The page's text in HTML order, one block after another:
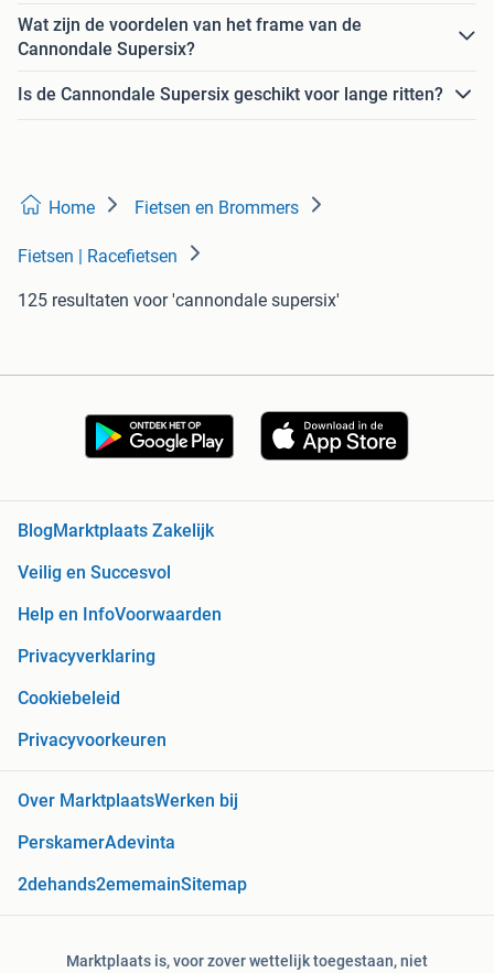
Wat zijn de voordelen van het frame van de
Cannondale Supersix?
Is de Cannondale Supersix geschikt voor lange ritten?
Home Fietsen en Brommers
Fietsen | Racefietsen
125 resultaten voor 'cannondale supersix'
BlogMarktplaats Zakelijk
Veilig en Succesvol
Help en InfoVoorwaarden
Privacyverklaring
Cookiebeleid
Privacyvoorkeuren
Over MarktplaatsWerken bij
PerskamerAdevinta
2dehands2ememainSitemap
Marktplaats is, voor zover wettelijk toegestaan, niet